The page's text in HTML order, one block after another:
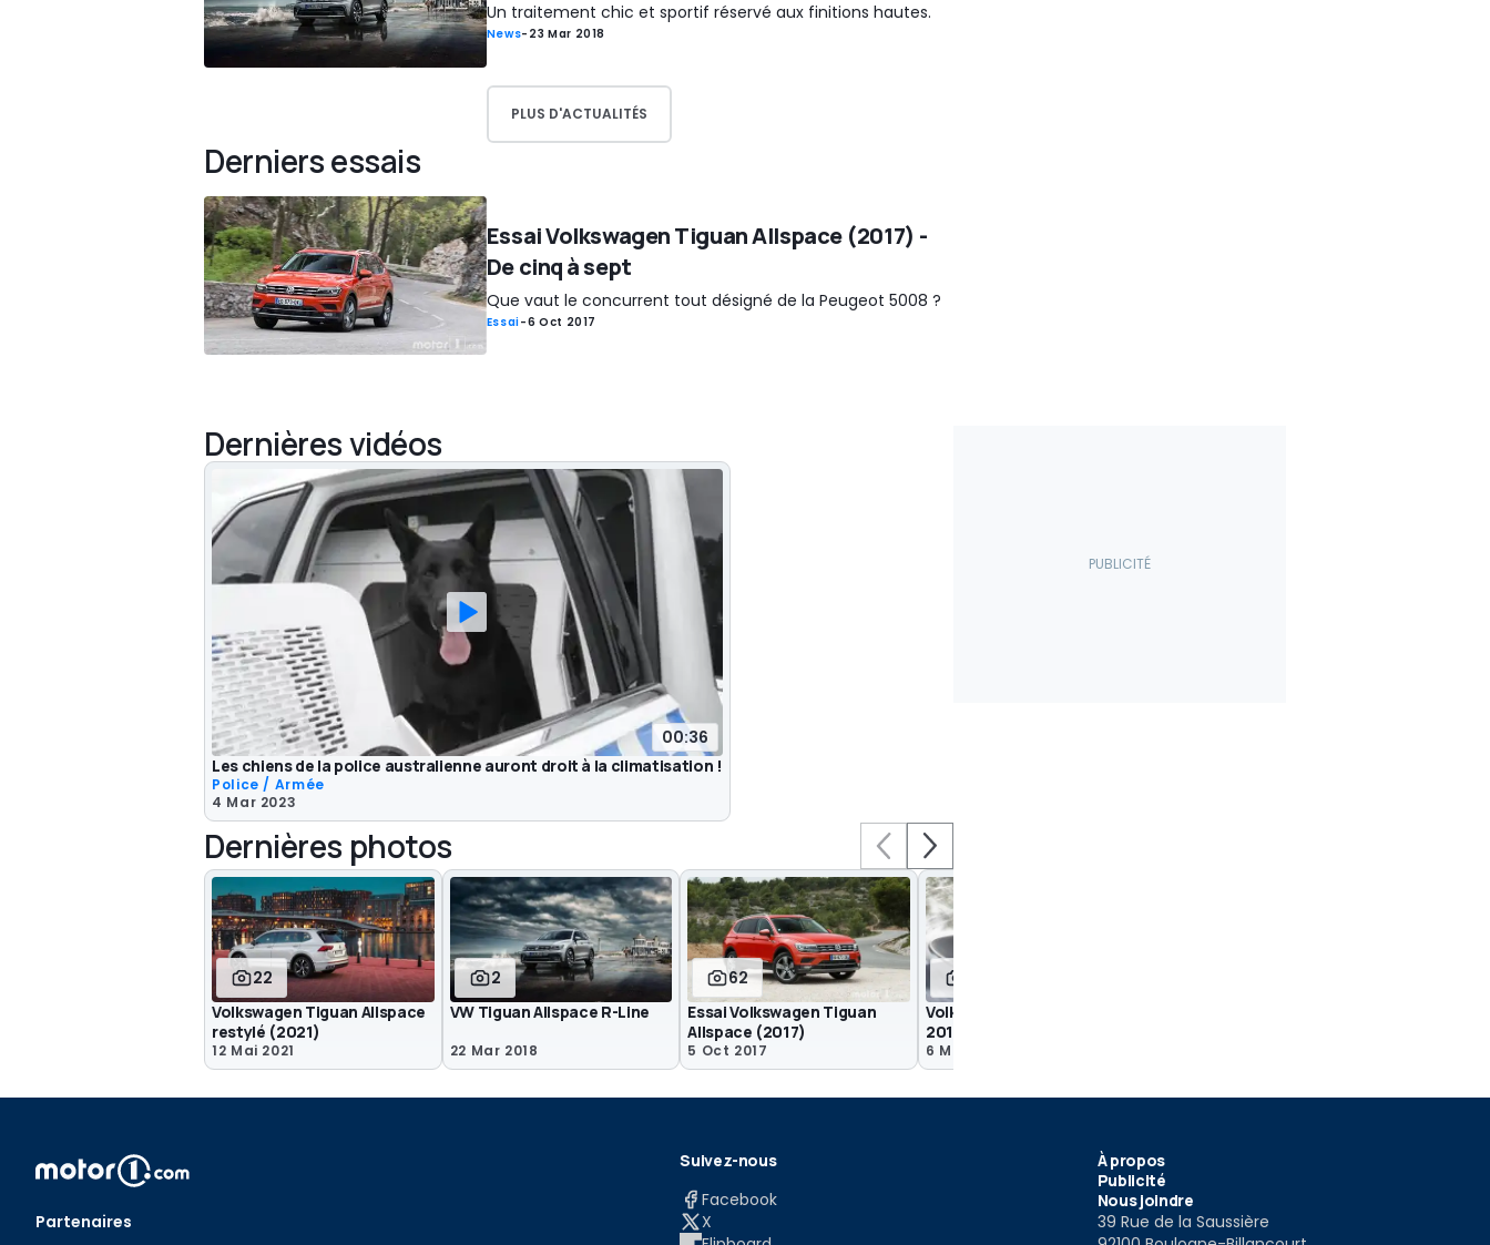
Un traitement chic et sportif réservé aux finitions hautes.
News- 23 Mar 2018
PLUS D'ACTUALITÉS
Derniers essais
Essai Volkswagen Tiguan Allspace (2017) -
De cinq à sept
Que vaut le concurrent tout désigné de la Peugeot 5008 ?
Essai-6 Oct 2017
Dernières vidéos
00:36
Les chiens de la police australienne auront droit à la climatisation !
Police / Armée
4 Mar 2023
Dernières photos
22
Volkswagen Tiguan Allspace
restylé (2021)
12 Mai 2021
2
VW Tiguan Allspace R-Line
22 Mar 2018
62
Essai Volkswagen Tiguan
Allspace (2017)
5 Oct 2017
Volkswagen Tiguan Allspace
2017
6 Mar 2017
Partenaires
Suivez-nous
Facebook
X
À propos
Publicité
Nous joindre
39 Rue de la Saussière